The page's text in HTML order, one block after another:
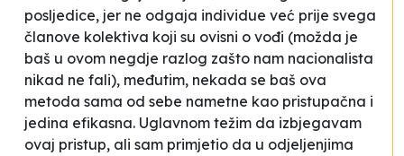
posljedice, jer ne odgaja individue već prije svega
članove kolektiva koji su ovisni o vođi (možda je
baš u ovom negdje razlog zašto nam nacionalista
nikad ne fali), međutim, nekada se baš ova
metoda sama od sebe nametne kao pristupačna i
jedina efikasna. Uglavnom težim da izbjegavam
ovaj pristup, ali sam primjetio da u odjeljenjima